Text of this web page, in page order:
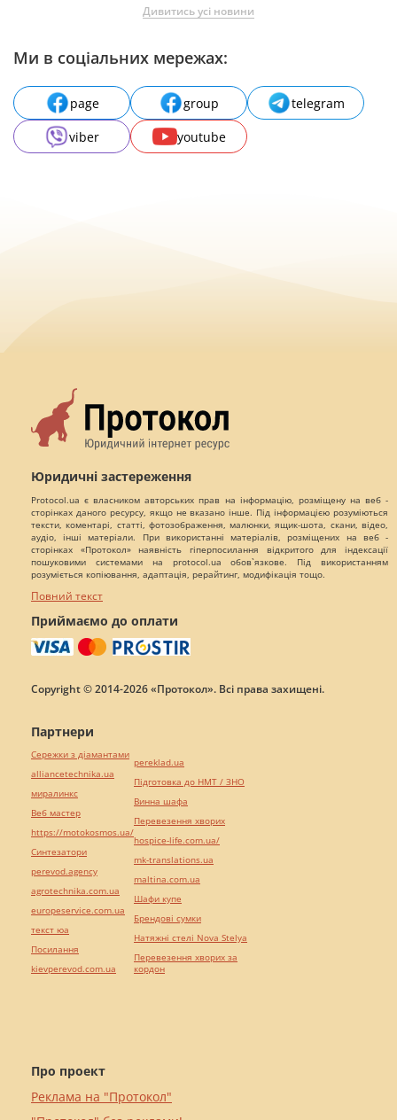
Дивитись усі новини
Ми в соціальних мережах:
page group
telegram
viber
youtube
Юридичні застереження
Protocol.ua є власником авторських прав на інформацію, розміщену на веб -
сторінках даного ресурсу, якщо не вказано інше. Під інформацією розуміються
тексти, коментарі, статті, фотозображення, малюнки, ящик-шота, скани, відео,
аудіо, інші матеріали. При використанні матеріалів, розміщених на веб -
сторінках «Протокол» наявність гіперпосилання відкритого для індексації
пошуковими системами на protocol.ua обов`язкове. Під використанням
розуміється копіювання, адаптація, рерайтинг, модифікація тощо.
Повний текст
Приймаємо до оплати
Copyright © 2014-2026 «Протокол». Всі права захищені.
Про проект
Реклама на "Протокол"
Партнери
Сережки з діамантами
alliancetechnika.ua
миралинкс
Веб мастер
https://motokosmos.ua/
Синтезатори
perevod.agency
agrotechnika.com.ua
europeservice.com.ua
текст юа
Посилання
kievperevod.com.ua
pereklad.ua
Підготовка до НМТ / ЗНО
Винна шафа
Перевезення хворих
hospice-life.com.ua/
mk-translations.ua
maltina.com.ua
Шафи купе
Брендові сумки
Натяжні стелі Nova Stelya
Перевезення хворих за
кордон